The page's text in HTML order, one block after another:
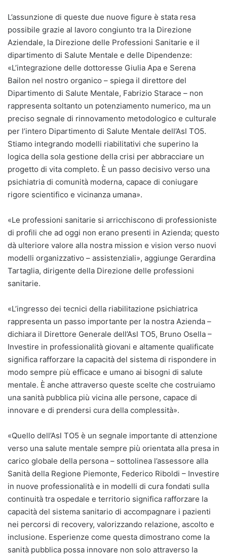
L’assunzione di queste due nuove figure è stata resa
possibile grazie al lavoro congiunto tra la Direzione
Aziendale, la Direzione delle Professioni Sanitarie e il
dipartimento di Salute Mentale e delle Dipendenze:
«L’integrazione delle dottoresse Giulia Apa e Serena
Bailon nel nostro organico – spiega il direttore del
Dipartimento di Salute Mentale, Fabrizio Starace – non
rappresenta soltanto un potenziamento numerico, ma un
preciso segnale di rinnovamento metodologico e culturale
per l’intero Dipartimento di Salute Mentale dell’Asl TO5.
Stiamo integrando modelli riabilitativi che superino la
logica della sola gestione della crisi per abbracciare un
progetto di vita completo. È un passo decisivo verso una
psichiatria di comunità moderna, capace di coniugare
rigore scientifico e vicinanza umana».
«Le professioni sanitarie si arricchiscono di professioniste
di profili che ad oggi non erano presenti in Azienda; questo
dà ulteriore valore alla nostra mission e vision verso nuovi
modelli organizzativo – assistenziali», aggiunge Gerardina
Tartaglia, dirigente della Direzione delle professioni
sanitarie.
«L’ingresso dei tecnici della riabilitazione psichiatrica
rappresenta un passo importante per la nostra Azienda –
dichiara il Direttore Generale dell’Asl TO5, Bruno Osella –
Investire in professionalità giovani e altamente qualificate
significa rafforzare la capacità del sistema di rispondere in
modo sempre più efficace e umano ai bisogni di salute
mentale. È anche attraverso queste scelte che costruiamo
una sanità pubblica più vicina alle persone, capace di
innovare e di prendersi cura della complessità».
«Quello dell’Asl TO5 è un segnale importante di attenzione
verso una salute mentale sempre più orientata alla presa in
carico globale della persona – sottolinea l’assessore alla
Sanità della Regione Piemonte, Federico Riboldi – Investire
in nuove professionalità e in modelli di cura fondati sulla
continuità tra ospedale e territorio significa rafforzare la
capacità del sistema sanitario di accompagnare i pazienti
nei percorsi di recovery, valorizzando relazione, ascolto e
inclusione. Esperienze come questa dimostrano come la
sanità pubblica possa innovare non solo attraverso la